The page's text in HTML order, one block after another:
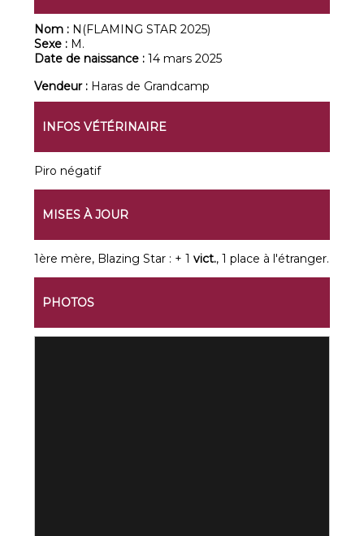
Nom : N(FLAMING STAR 2025)
Sexe : M.
Date de naissance :14 mars 2025
Vendeur : Haras de Grandcamp
INFOS VÉTÉRINAIRE
Piro négatif
MISES À JOUR
1ère mère, Blazing Star : + 1vict., 1 place à l'étranger.
PHOTOS